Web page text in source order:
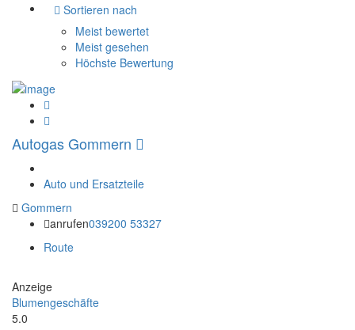
Sortieren nach
Meist bewertet
Meist gesehen
Höchste Bewertung
Autogas Gommern
Auto und Ersatzteile
Gommern
anrufen039200 53327
Route
Anzeige
Blumengeschäfte
5.0